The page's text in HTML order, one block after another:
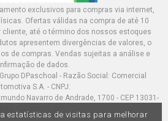
exclusivos para compras via internet,
Ofertas válidas na compra de até 10
cliente, até o término dos nossos estoques
apresentem divergências de valores, o
de compras. Vendas sujeitas a análise e
de dados.
DPaschoal - Razão Social: Comercial
S.A. - CNPJ:
Navarro de Andrade, 1700 - CEP 13031-
estatísticas de visitas para melhorar